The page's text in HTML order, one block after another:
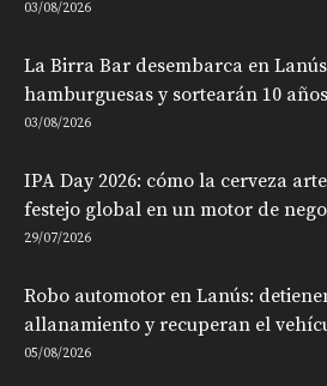
03/08/2026
La Birra Bar desembarca en
hamburguesas y sortearán 10
03/08/2026
IPA Day 2026: cómo la cerveza
festejo global en un motor de
29/07/2026
Robo automotor en Lanús:
allanamiento y recuperan el
05/08/2026